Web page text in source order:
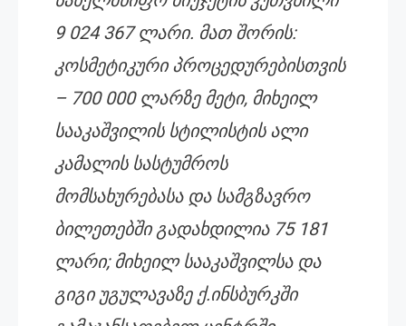
9 024 367 ლარი. მათ შორის:
კოსმეტიკური პროცედურებისთვის
– 700 000 ლარზე მეტი, მიხეილ
სააკაშვილის სტილისტის ალი
კამალის სასტუმროს
მომსახურებასა და სამგზავრო
ბილეთებში გადახდილია 75 181
ლარი; მიხეილ სააკაშვილსა და
გიგი უგულავაზე ქ.ინსბურკში